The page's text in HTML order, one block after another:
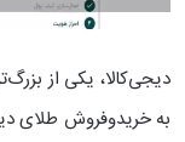
دیجی‌کالا، یکی از
به خریدوفروش طلای